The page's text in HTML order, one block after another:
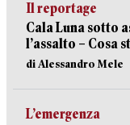
Il reportage
Cala Luna sotto
l’assalto – Cosa
di Alessandro Mele
L’emergenza